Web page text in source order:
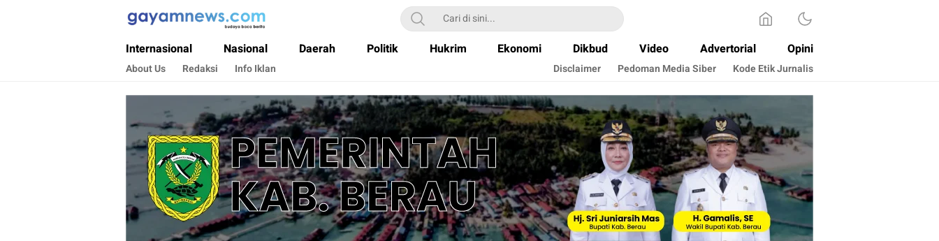
Gayamnews.com
Budaya Baca Berita
Internasional Nasional Daerah Politik Hukrim Ekonomi Dikbud Video Advertorial Opini
About Us Redaksi Info Iklan Disclaimer Pedoman Media Siber Kode Etik Jurnalis